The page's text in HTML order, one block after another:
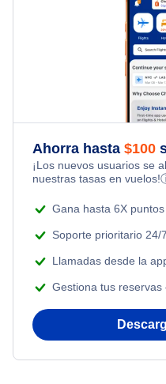
Ahorra hasta $100
¡Los nuevos usuarios se
nuestras tasas en vuelos!
Gana hasta 6X puntos
Soporte prioritario 24/7
Llamadas desde la
Gestiona tus